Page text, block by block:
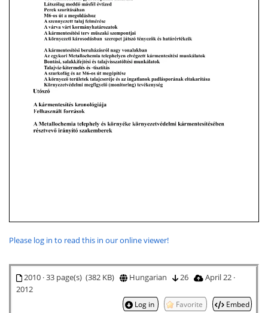
Please log in to read this in our online viewer!
2010 · 33 page(s) (382 KB) Hungarian 26
April 22 ·
2012
Log in Favorite Embed